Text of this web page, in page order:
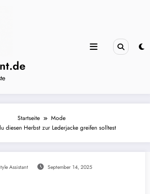
Startseite
Mode
diesen Herbst zur Lederjacke greifen solltest
Assistant September 14, 2025